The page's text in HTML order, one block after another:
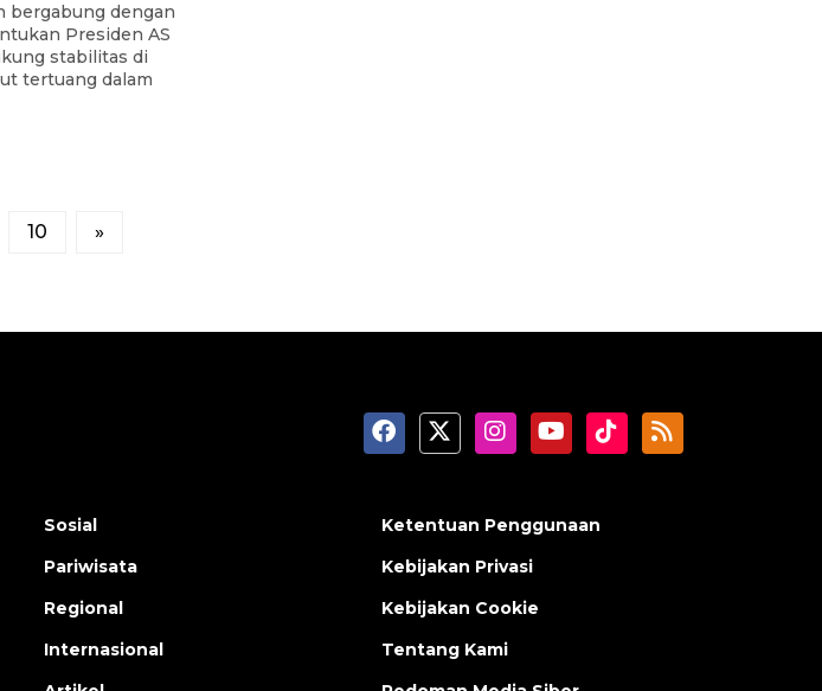
bergabung dengan
Presiden AS
stabilitas di
tertuang dalam
10 »
Sosial
Pariwisata
Regional
Internasional
Ketentuan Penggunaan
Kebijakan Privasi
Kebijakan Cookie
Tentang Kami